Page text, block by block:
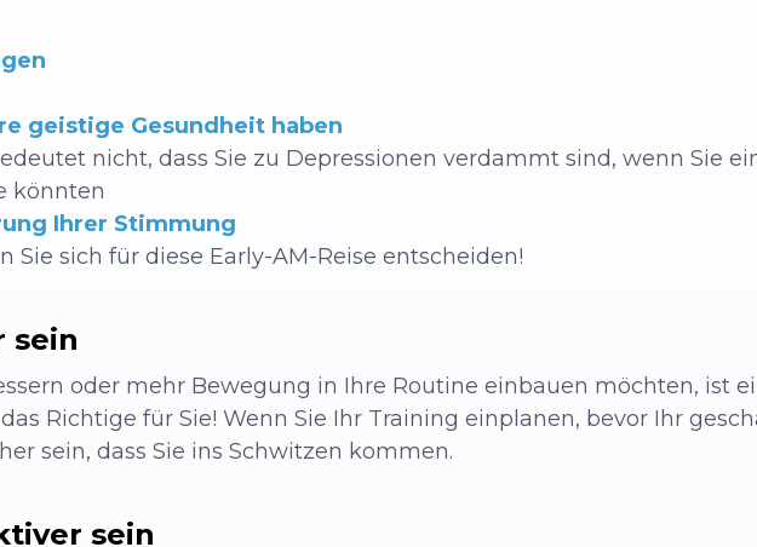
geistige Gesundheit haben
nicht, dass Sie zu Depressionen verdammt sind, wenn Sie
könnten
Ihrer Stimmung
Sie sich für diese Early-AM-Reise entscheiden!
sein
oder mehr Bewegung in Ihre Routine einbauen möchten, ist
Richtige für Sie! Wenn Sie Ihr Training einplanen, bevor Ihr
sein, dass Sie ins Schwitzen kommen.
sein